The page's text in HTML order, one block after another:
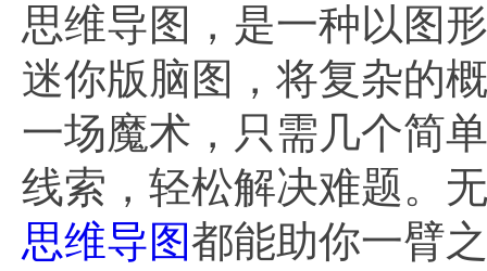
思维导图，是一种以图
迷你版脑图，将复杂的
一场魔术，只需几个简
线索，轻松解决难题。
思维导图都能助你一臂